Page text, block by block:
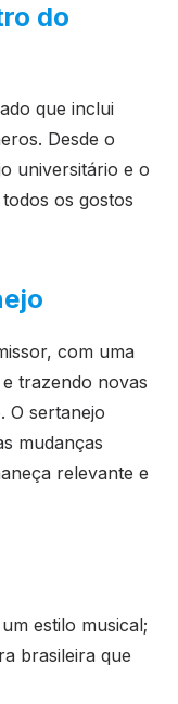
do
que inclui
Desde o
universitário e o
os gostos
com uma
trazendo novas
O sertanejo
mudanças
relevante e
estilo musical;
brasileira que